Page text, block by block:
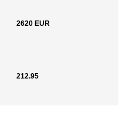
2620 EUR
212.95